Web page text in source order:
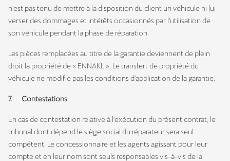
n'est pas tenu de mettre à la disposition du client un véhicule ni lui
verser des dommages et intérêts occasionnés par l'utilisation de
son véhicule pendant la phase de réparation.
Les pièces remplacées au titre de la garantie deviennent de plein
droit la propriété de « ENNAKL ». Le transfert de propriété du
véhicule ne modifie pas les conditions d'application de la garantie.
7. Contestations
En cas de contestation relative à l'exécution du présent contrat, le
tribunal dont dépend le siège social du réparateur sera seul
compétent. Le concessionnaire et les agents agissant pour leur
compte et en leur nom sont seuls responsables vis-à-vis de la